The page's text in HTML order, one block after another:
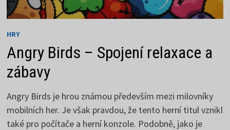
HRY
Angry Birds – Spojení relaxace a
zábavy
Angry Birds je hrou známou především mezi milovníky
mobilních her. Je však pravdou, že tento herní titul vznikl
také pro počítače a herní konzole. Podobně, jako je